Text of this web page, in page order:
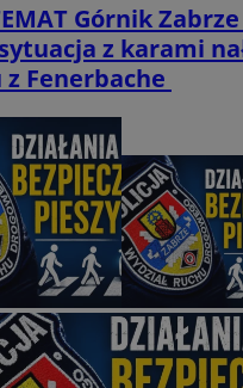
Górnik Zabrze
z karami
Fenerbache